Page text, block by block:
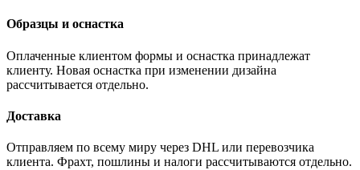
Образцы и оснастка
Оплаченные клиентом формы и оснастка принадлежат
клиенту. Новая оснастка при изменении дизайна
рассчитывается отдельно.
Доставка
Отправляем по всему миру через DHL или перевозчика
клиента. Фрахт, пошлины и налоги рассчитываются отдельно.